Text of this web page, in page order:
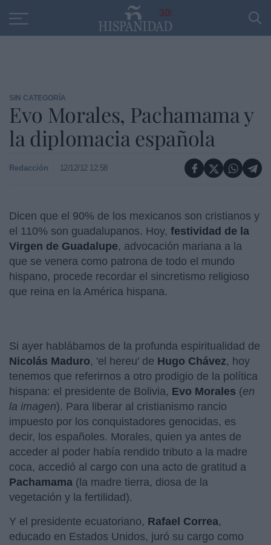
30
SIN CATEGORÍA
Evo Morales, Pachamama y
la diplomacia española
Redacción 12/12/12 12:58
Dicen que el 90% de los mexicanos son cristianos y
el 110% son guadalupanos. Hoy, festividad de la
Virgen de Guadalupe, advocación mariana a la
que se venera como patrona de todo el mundo
hispano, procede recordar el sincretismo religioso
que reina en la América hispana.
Si ayer hablábamos de la profunda espiritualidad de
Nicolás Maduro, 'el hereu' de Hugo Chávez, hoy
tenemos que referirnos a otro prodigio de la política
hispana: el presidente de Bolivia, Evo Morales (en
la imagen). Para liberar al cristianismo rancio
impuesto por los conquistadores genocidas, es
decir, los españoles. Morales, quien ya antes de
acceder al poder había rendido tributo a la madre
coca, accedió al cargo con una acto de gratitud a
Pachamama (la madre tierra, diosa de la
vegetación y la fertilidad).
Y el presidente ecuatoriano, Rafael Correa,
educado en Estados Unidos, juró su cargo como